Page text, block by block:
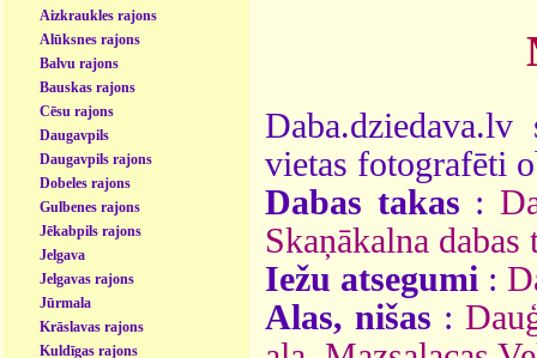
Aizkraukles rajons
Alūksnes rajons
Balvu rajons
Bauskas rajons
Cēsu rajons
Daugavpils
Daugavpils rajons
Dobeles rajons
Gulbenes rajons
Jēkabpils rajons
Jelgava
Jelgavas rajons
Jūrmala
Krāslavas rajons
Kuldīgas rajons
vietas fotografēti
Dabas takas :
Skaņākalna dabas
Iežu atsegumi :
Alas, nišas :